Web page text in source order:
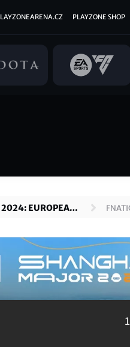
PLAYZONE SHOP
2024: EUROPEAN